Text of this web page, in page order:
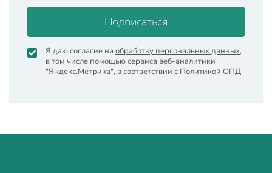
Подписаться
Я даю согласие на обработку персональных данных,
в том числе помощью сервиса веб-аналитики
"Яндекс.Метрика", в соответствии с Политикой ОПД